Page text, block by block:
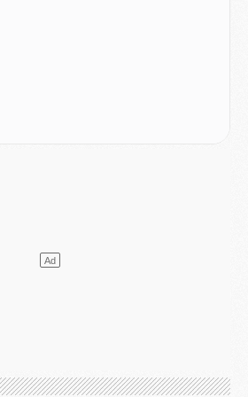
fait une grosse offre à Parme pour Suzuki
Godts confirme un accord avec le PSG